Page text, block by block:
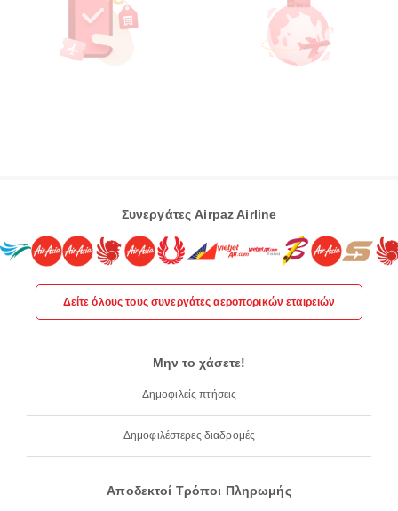
Συνεργάτες Airpaz Airline
Δείτε όλους τους συνεργάτες αεροπορικών εταιρειών
Μην το χάσετε!
Δημοφιλείς πτήσεις
Δημοφιλέστερες διαδρομές
Αποδεκτοί Τρόποι Πληρωμής